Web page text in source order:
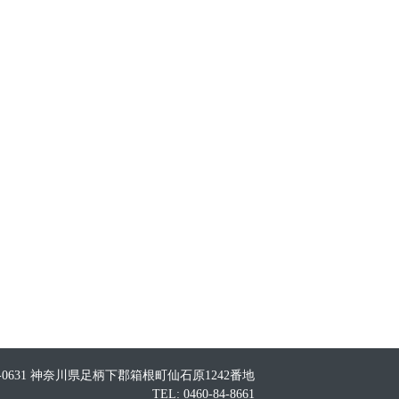
神奈川県足柄下郡箱根町仙石原1242番地
TEL: 0460-84-8661